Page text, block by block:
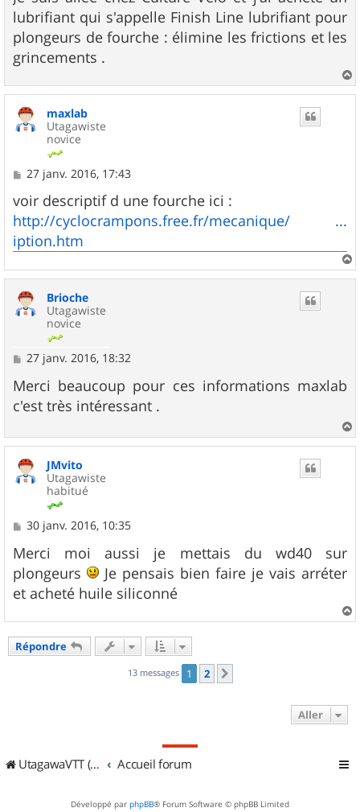
g
e
lubrifiant qui s'appelle Finish Line lubrifiant pour
plongeurs de fourche : élimine les frictions et les
grincements .
a
maxlab
Utagawiste
novice
M
s
s
a
g
e
27 janv. 2016, 17:43
voir descriptif d une fourche ici :
http://cyclocrampons.free.fr/mecanique/ ...
iption.htm
a
Brioche
Utagawiste
novice
M
s
s
a
e
27 janv. 2016, 18:32
Merci beaucoup pour ces informations maxlab
c'est très intéressant .
a
JMvito
Utagawiste
habitué
M
s
s
a
g
e
30 janv. 2016, 10:35
Merci moi aussi je mettais du wd40 sur
plongeurs
Je pensais bien faire je vais arréter
et acheté huile siliconné
a
Répondre
13 messages 1 2
Aller
UtagawaVTT (Randos VTT et VTTAE avec traces GPS) Accueil forum
Développé par phpBB® Forum Software © phpBB Limited